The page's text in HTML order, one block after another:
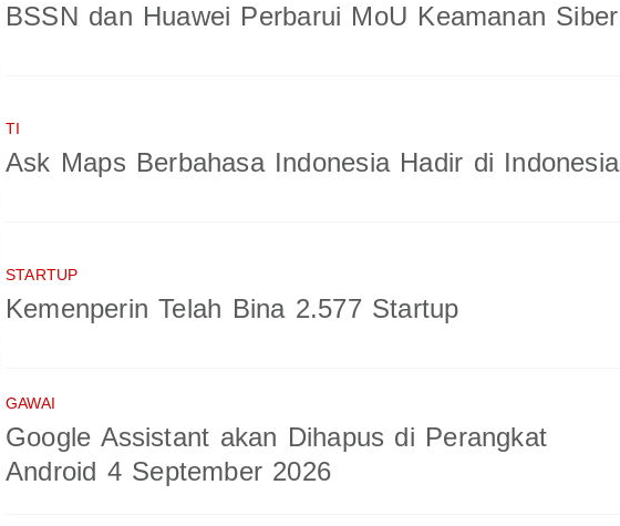
BSSN dan Huawei Perbarui MoU Keamanan Siber
TI
Ask Maps Berbahasa Indonesia Hadir di Indonesia
STARTUP
Kemenperin Telah Bina 2.577 Startup
GAWAI
Google Assistant akan Dihapus di Perangkat
Android 4 September 2026